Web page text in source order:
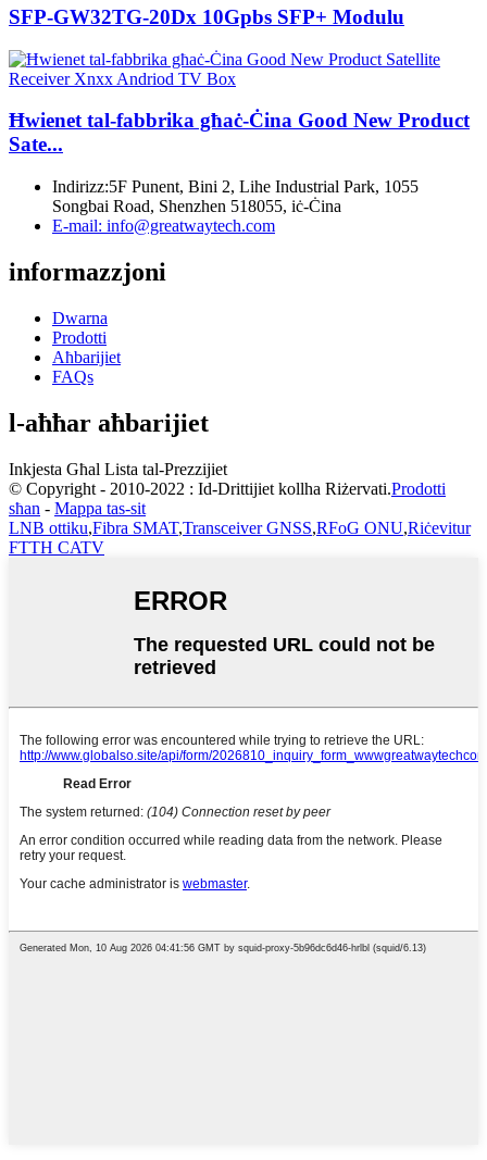
SFP-GW32TG-20Dx 10Gpbs SFP+ Modulu
Ħwienet tal-fabbrika għaċ-Ċina Good New Product
Sate...
Indirizz:5F Punent, Bini 2, Lihe Industrial Park, 1055
Songbai Road, Shenzhen 518055, iċ-Ċina
E-mail: info@greatwaytech.com
informazzjoni
Dwarna
Prodotti
Aħbarijiet
FAQs
l-aħħar aħbarijiet
Inkjesta Għal Lista tal-Prezzijiet
© Copyright - 2010-2022 : Id-Drittijiet kollha Riżervati.Prodotti
sħan - Mappa tas-sit
LNB ottiku,Fibra SMAT,Transceiver GNSS,RFoG ONU,Riċevitur
FTTH CATV